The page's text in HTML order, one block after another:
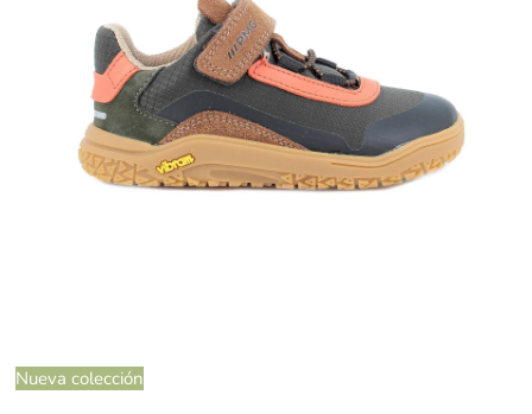
Nueva colección